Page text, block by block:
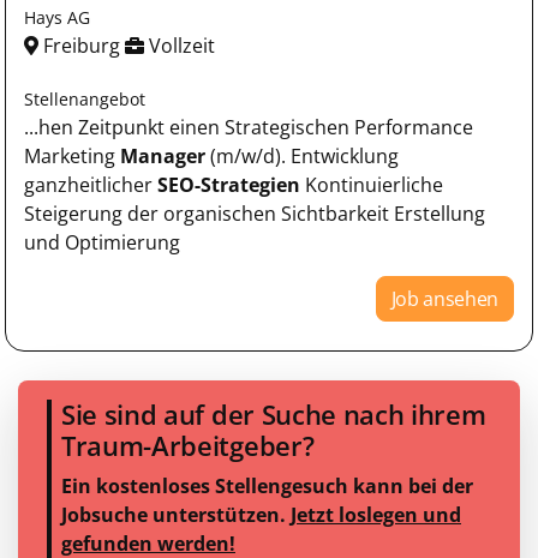
Hays AG
Freiburg Vollzeit
Stellenangebot
...hen Zeitpunkt einen Strategischen Performance
Marketing Manager(m/w/d). Entwicklung
ganzheitlicherSEO-Strategien Kontinuierliche
Steigerung der organischen Sichtbarkeit Erstellung
und Optimierung
Job ansehen
Sie sind auf der Suche nach ihrem
Traum-Arbeitgeber?
Ein kostenloses Stellengesuch kann bei der
Jobsuche unterstützen. Jetzt loslegen und
gefunden werden!